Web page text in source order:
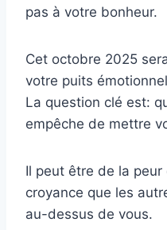
pas à votre bonheur.
Cet octobre 2025
votre puits
La question clé est:
empêche de mettre
Il peut être de la
croyance que les
au-dessus de vous.